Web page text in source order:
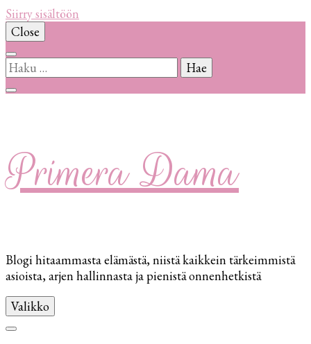
Siirry sisältöön
Close
Haku:
Primera Dama
Blogi hitaammasta elämästä, niistä kaikkein tärkeimmistä
asioista, arjen hallinnasta ja pienistä onnenhetkistä
Valikko